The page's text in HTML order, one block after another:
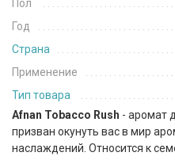
Пол
Год
Страна
Применение
Тип товара
Afnan Tobacco Rush - аромат
призван окунуть вас в мир
наслаждений. Относится к